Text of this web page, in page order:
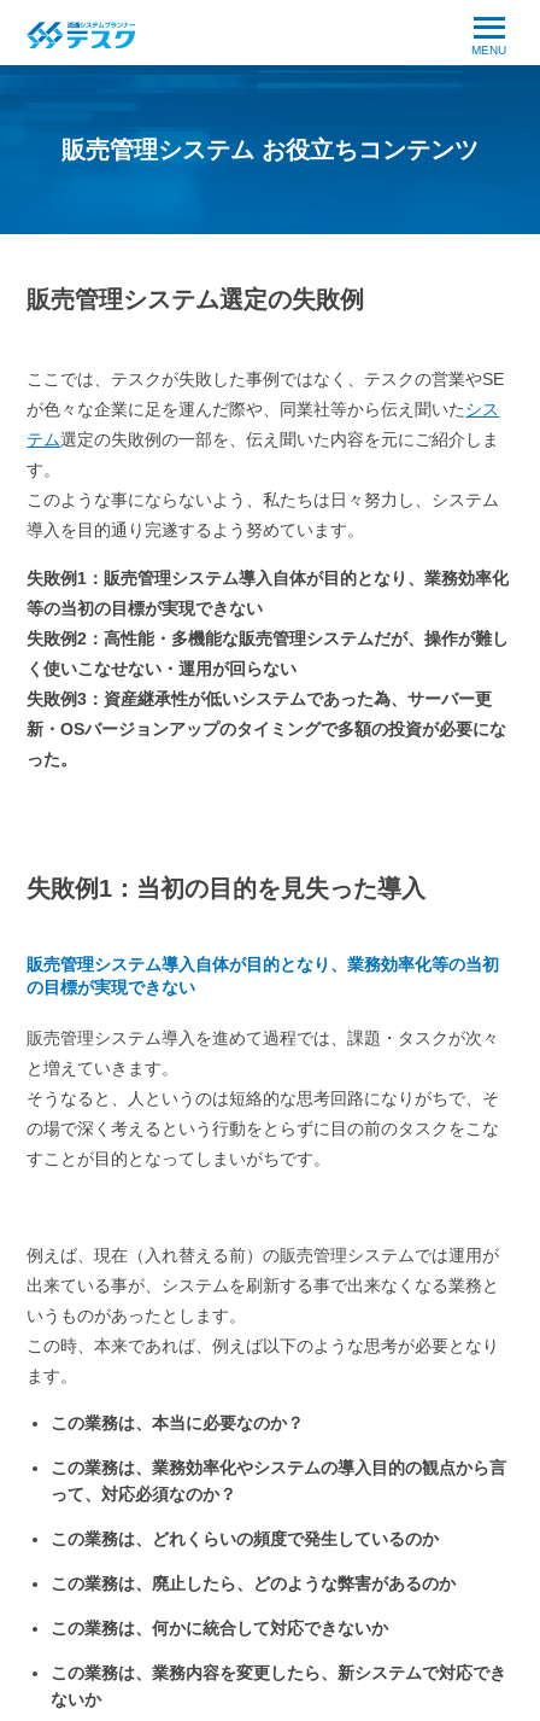
MENU
販売管理システム お役立ちコンテンツ
販売管理システム選定の失敗例
ここでは、テスクが失敗した事例ではなく、テスクの営業やSE
が色々な企業に足を運んだ際や、同業社等から伝え聞いたシス
テム選定の失敗例の一部を、伝え聞いた内容を元にご紹介しま
す。
このような事にならないよう、私たちは日々努力し、システム
導入を目的通り完遂するよう努めています。
失敗例1：販売管理システム導入自体が目的となり、業務効率化
等の当初の目標が実現できない
失敗例2：高性能・多機能な販売管理システムだが、操作が難し
く使いこなせない・運用が回らない
失敗例3：資産継承性が低いシステムであった為、サーバー更
新・OSバージョンアップのタイミングで多額の投資が必要にな
った。
失敗例1：当初の目的を見失った導入
販売管理システム導入自体が目的となり、業務効率化等の当初
の目標が実現できない
販売管理システム導入を進めて過程では、課題・タスクが次々
と増えていきます。
そうなると、人というのは短絡的な思考回路になりがちで、そ
の場で深く考えるという行動をとらずに目の前のタスクをこな
すことが目的となってしまいがちです。
例えば、現在（入れ替える前）の販売管理システムでは運用が
出来ている事が、システムを刷新する事で出来なくなる業務と
いうものがあったとします。
この時、本来であれば、例えば以下のような思考が必要となり
ます。
この業務は、本当に必要なのか？
この業務は、業務効率化やシステムの導入目的の観点から言
って、対応必須なのか？
この業務は、どれくらいの頻度で発生しているのか
この業務は、廃止したら、どのような弊害があるのか
この業務は、何かに統合して対応できないか
この業務は、業務内容を変更したら、新システムで対応でき
ないか